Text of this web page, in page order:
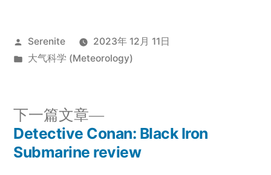
发
布
Serenite
2023年 12月 11日
发
大气科学 (Meteorology)
文
下一篇文章
下
一
篇
Detective Conan: Black Iron
Submarine review